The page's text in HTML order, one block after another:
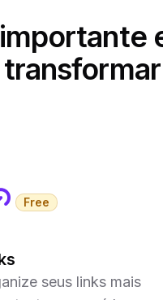
Free
seus links mais